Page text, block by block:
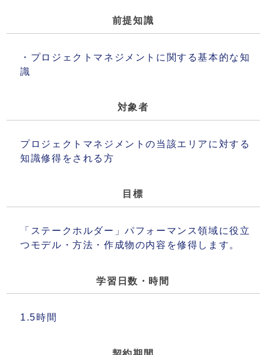
前提知識
・プロジェクトマネジメントに関する基本的な知
識
対象者
プロジェクトマネジメントの当該エリアに対する
知識修得をされる方
目標
「ステークホルダー」パフォーマンス領域に役立
つモデル・方法・作成物の内容を修得します。
学習日数・時間
1.5時間